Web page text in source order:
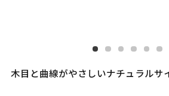
木目と曲線がやさしいナチュラルサ